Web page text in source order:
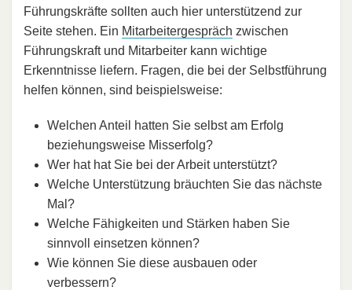
Führungskräfte sollten auch hier unterstützend zur
Seite stehen. Ein Mitarbeitergespräch zwischen
Führungskraft und Mitarbeiter kann wichtige
Erkenntnisse liefern. Fragen, die bei der Selbstführung
helfen können, sind beispielsweise:
Welchen Anteil hatten Sie selbst am Erfolg
beziehungsweise Misserfolg?
Wer hat hat Sie bei der Arbeit unterstützt?
Welche Unterstützung bräuchten Sie das nächste
Mal?
Welche Fähigkeiten und Stärken haben Sie
sinnvoll einsetzen können?
Wie können Sie diese ausbauen oder
verbessern?